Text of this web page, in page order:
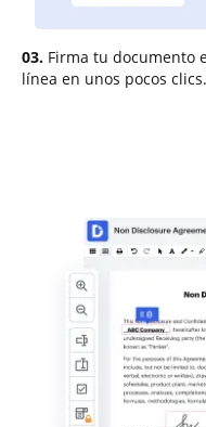
03. Firma tu documento
línea en unos pocos clics.